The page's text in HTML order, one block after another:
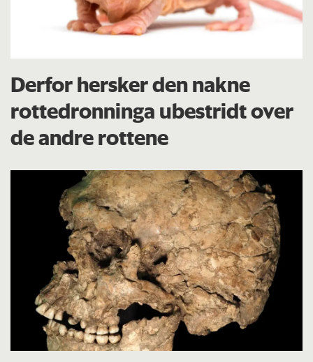
Derfor hersker den nakne
rottedronninga ubestridt over
de andre rottene